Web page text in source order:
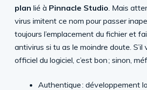
plan lié à Pinnacle Studio. Mais
virus imitent ce nom pour passer
toujours l’emplacement du fichier et
antivirus si tu as le moindre doute.
officiel du logiciel, c’est bon ; sinon,
Authentique : développement